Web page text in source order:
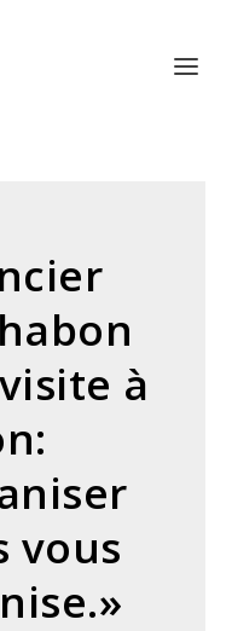
à
vous